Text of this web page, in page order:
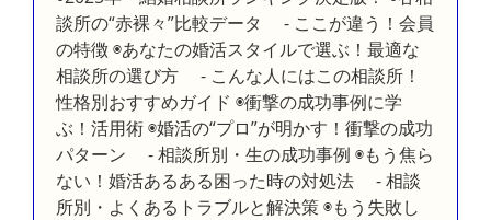
談所の“赤裸々”比較データ - ここが違う！会員
の特徴 ◉あなたの婚活スタイルで選ぶ！最適な
相談所の選び方 - こんな人にはこの相談所！
性格別おすすめガイド ◉衝撃の成功事例に学
ぶ！活用術 ◉婚活の“プロ”が明かす！衝撃の成功
パターン - 相談所別・生の成功事例 ◉もう焦ら
ない！婚活あるある困った時の対処法 - 相談
所別・よくあるトラブルと解決策 ◉もう失敗し